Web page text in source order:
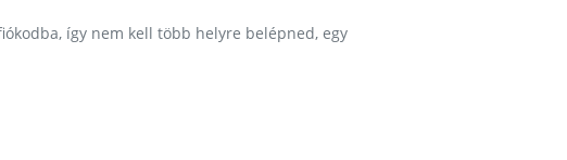
így nem kell több helyre belépned, egy